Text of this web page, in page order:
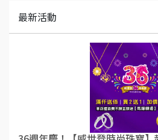
最新活動